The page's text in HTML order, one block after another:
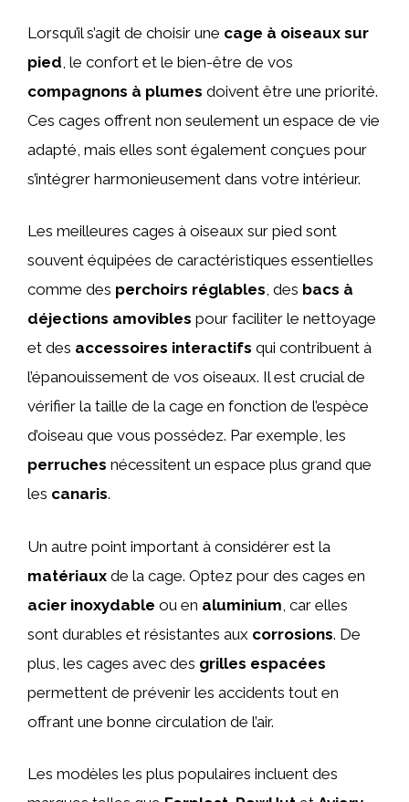
Lorsqu’il s’agit de choisir une cage à oiseaux sur
pied , le confort et le bien-être de vos
compagnons à plumes doivent être une priorité.
Ces cages offrent non seulement un espace de vie
adapté, mais elles sont également conçues pour
s’intégrer harmonieusement dans votre intérieur.
Les meilleures cages à oiseaux sur pied sont
souvent équipées de caractéristiques essentielles
comme des perchoirs réglables, des bacs à
déjections amovibles pour faciliter le nettoyage
et des accessoires interactifs qui contribuent à
l’épanouissement de vos oiseaux. Il est crucial de
vérifier la taille de la cage en fonction de l’espèce
d’oiseau que vous possédez. Par exemple, les
perruches nécessitent un espace plus grand que
les canaris.
Un autre point important à considérer est la
matériaux de la cage. Optez pour des cages en
acier inoxydable ou en aluminium , car elles
sont durables et résistantes aux corrosions. De
plus, les cages avec des grilles espacées
permettent de prévenir les accidents tout en
offrant une bonne circulation de l’air.
Les modèles les plus populaires incluent des